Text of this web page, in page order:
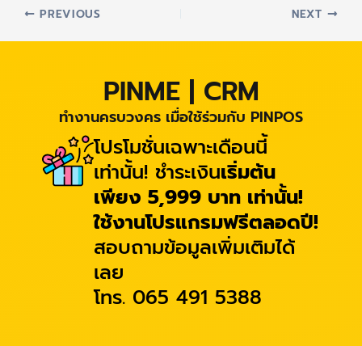
PREVIOUS NEXT
PINME | CRM
ทำงานครบวงคร เมื่อใช้ร่วมกับ PINPOS
โปรโมชั่นเฉพาะเดือนนี้
เท่านั้น! ชำระเงินเริ่มต้น
เพียง 5,999 บาท เท่านั้น!
ใช้งานโปรแกรมฟรีตลอดปี!
สอบถามข้อมูลเพิ่มเติมได้
เลย
โทร. 065 491 5388